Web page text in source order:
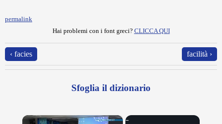
permalink
Hai problemi con i font greci? CLICCA QUI
‹ facies facilità ›
Sfoglia il dizionario
×